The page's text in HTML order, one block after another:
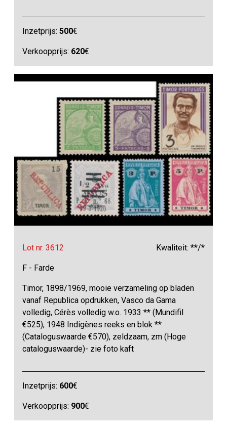
Inzetprijs:500€
Verkoopprijs: 620€
Lot nr. 3612 Kwaliteit: **/*
F - Farde
Timor, 1898/1969, mooie verzameling op bladen
vanaf Republica opdrukken, Vasco da Gama
volledig, Cérès volledig w.o. 1933 ** (Mundifil
€525), 1948 Indigènes reeks en blok **
(Cataloguswaarde €570), zeldzaam, zm (Hoge
cataloguswaarde)- zie foto kaft
Inzetprijs: 600€
Verkoopprijs: 900€